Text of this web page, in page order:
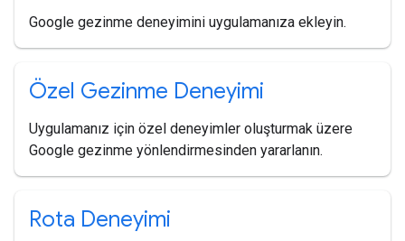
Google gezinme deneyimini uygulamanıza ekleyin.
Özel Gezinme Deneyimi
Uygulamanız için özel deneyimler oluşturmak üzere
Google gezinme yönlendirmesinden yararlanın.
Rota Deneyimi